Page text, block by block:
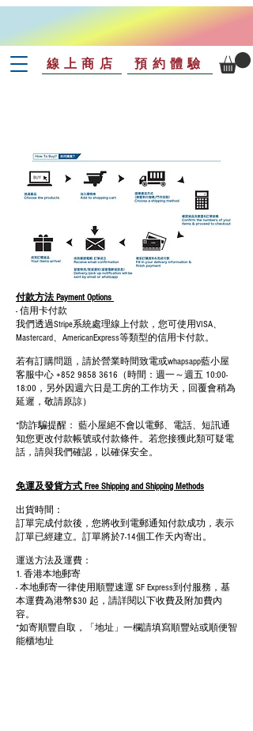
線上商店 預約體驗
付款方法 Payment Options
- 信用卡付款
我們透過Stripe系統處理線上付款，您可使用VISA、
Mastercard、AmericanExpress等類型的信用卡付款。
若有訂購問題，請於營業時間致電或whapsapp藍小屋
客服中心 +852 9858 3616 （時間：週一～週五 10:00-
18:00，另外因週六日是工房的工作坊天，回覆會稍為
延遲，敬請原諒）
*防詐騙提醒： 藍小屋絕不會以電郵、電話、短訊通
知您更改付款帳號或付款條件。若您接獲此類可疑電
話，請與我們確認，以確保安全。
免運及發貨方式 Free Shipping and Shipping Methods
出貨時間：
訂單完成付款後，您將收到電郵通知付款成功，表示
訂單已經建立。訂單將於7-14個工作天內寄出。
運送方法及運費：
1. 香港本地郵寄
- 本地郵寄一律使用順豐速運 SF Express到付服務，基
本運費為港幣$30 起，請詳閱以下收費及附加費內
容。
*如寄順豐自取，「地址」一欄請填寫順豐站或順便智
能櫃地址